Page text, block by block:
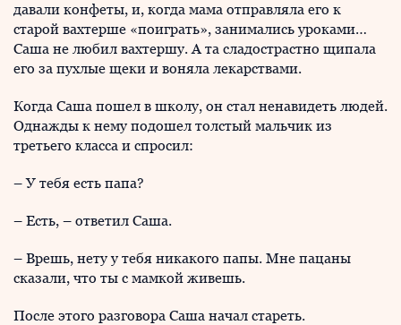
давали конфеты, и, когда мама отправляла его к
старой вахтерше «поиграть», занимались уроками…
Саша не любил вахтершу. А та сладострастно щипала
его за пухлые щеки и воняла лекарствами.
Когда Саша пошел в школу, он стал ненавидеть людей.
Однажды к нему подошел толстый мальчик из
третьего класса и спросил:
– У тебя есть папа?
– Есть, – ответил Саша.
– Врешь, нету у тебя никакого папы. Мне пацаны
сказали, что ты с мамкой живешь.
После этого разговора Саша начал стареть.